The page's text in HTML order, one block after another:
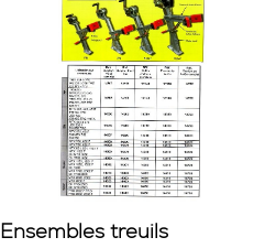
Ensembles treuils